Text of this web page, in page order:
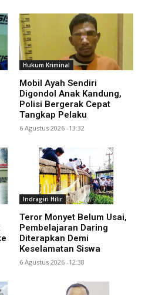
Hukum Kriminal
Mobil Ayah Sendiri
Digondol Anak Kandung,
Polisi Bergerak Cepat
Tangkap Pelaku
6 Agustus 2026 -13:32
Indragiri Hilir
Teror Monyet Belum Usai,
Pembelajaran Daring
Diterapkan Demi
Keselamatan Siswa
6 Agustus 2026 -12:38